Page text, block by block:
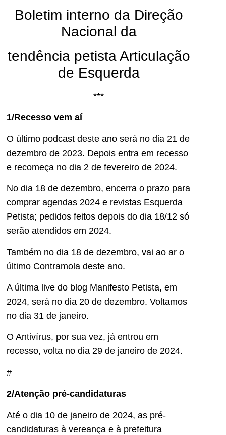
Boletim interno da Direção
Nacional da
tendência petista Articulação
de Esquerda
***
1/Recesso vem aí
O último podcast deste ano será no dia 21 de
dezembro de 2023. Depois entra em recesso
e recomeça no dia 2 de fevereiro de 2024.
No dia 18 de dezembro, encerra o prazo para
comprar agendas 2024 e revistas Esquerda
Petista; pedidos feitos depois do dia 18/12 só
serão atendidos em 2024.
Também no dia 18 de dezembro, vai ao ar o
último Contramola deste ano.
A última live do blog Manifesto Petista, em
2024, será no dia 20 de dezembro. Voltamos
no dia 31 de janeiro.
O Antivírus, por sua vez, já entrou em
recesso, volta no dia 29 de janeiro de 2024.
#
2/Atenção pré-candidaturas
Até o dia 10 de janeiro de 2024, as pré-
candidaturas à vereança e à prefeitura